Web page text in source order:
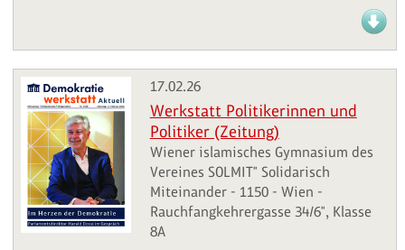
17.02.26
Werkstatt Politikerinnen und
Politiker (Zeitung)
Wiener islamisches Gymnasium des
Vereines SOLMIT" Solidarisch
Miteinander - 1150 - Wien -
Rauchfangkehrergasse 34/6", Klasse
8A